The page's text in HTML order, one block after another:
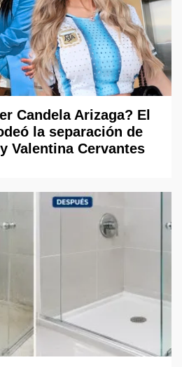
Candela Arizaga? El
la separación de
Valentina Cervantes